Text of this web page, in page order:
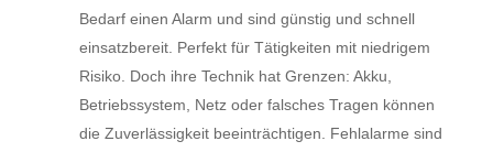
Bedarf einen Alarm und sind günstig und schnell
einsatzbereit. Perfekt für Tätigkeiten mit niedrigem
Risiko. Doch ihre Technik hat Grenzen: Akku,
Betriebssystem, Netz oder falsches Tragen können
die Zuverlässigkeit beeinträchtigen. Fehlalarme sind